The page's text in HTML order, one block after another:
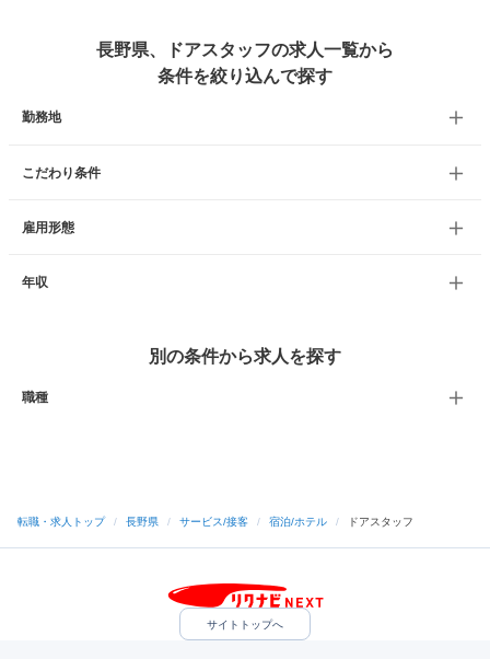
長野県、ドアスタッフの求人一覧から
条件を絞り込んで探す
勤務地
こだわり条件
雇用形態
年収
別の条件から求人を探す
職種
転職・求人トップ / 長野県 / サービス/接客 / 宿泊/ホテル / ドアスタッフ
サイトトップへ